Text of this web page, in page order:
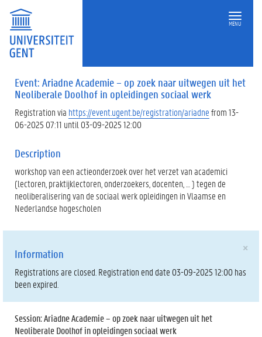
MENU
Event: Ariadne Academie – op zoek naar uitwegen uit het
Neoliberale Doolhof in opleidingen sociaal werk
Registration via https://event.ugent.be/registration/ariadnefrom 13-
06-2025 07:11 until 03-09-2025 12:00
Description
workshop van een actieonderzoek over het verzet van academici
(lectoren, praktijklectoren, onderzoekers, docenten, … ) tegen de
neoliberalisering van de sociaal werk opleidingen in Vlaamse en
Nederlandse hogescholen
×
Information
Registrations are closed. Registration end date 03-09-2025 12:00 has
been expired.
Session: Ariadne Academie – op zoek naar uitwegen uit het
Neoliberale Doolhof in opleidingen sociaal werk